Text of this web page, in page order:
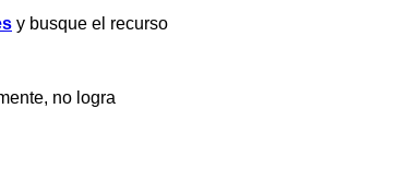
y busque el recurso
no logra